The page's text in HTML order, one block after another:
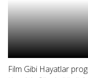
Film Gibi Hayatlar